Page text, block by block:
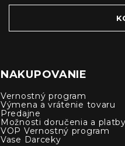
NAKUPOVANIE
Vernostný program
Výmena a vrátenie tovaru
Predajne
Možnosti doručenia a platby
VOP Vernostný program
Vase Darceky